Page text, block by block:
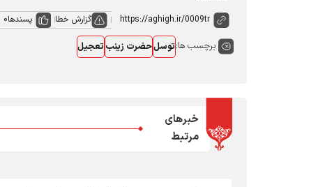
گزارش خطا پسندها0
برچسب ها:توسلحضرت زینب تعجیل
خبرهای
مرتبط